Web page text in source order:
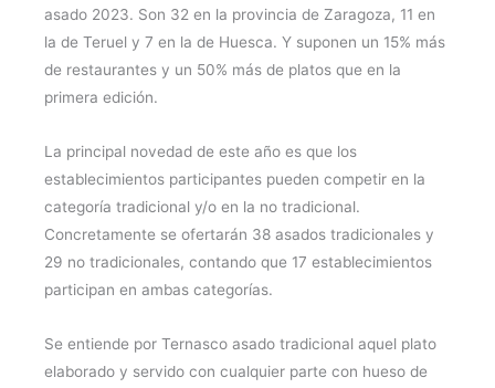
asado 2023. Son 32 en la provincia de Zaragoza, 11 en
la de Teruel y 7 en la de Huesca. Y suponen un 15% más
de restaurantes y un 50% más de platos que en la
primera edición.
La principal novedad de este año es que los
establecimientos participantes pueden competir en la
categoría tradicional y/o en la no tradicional.
Concretamente se ofertarán 38 asados tradicionales y
29 no tradicionales, contando que 17 establecimientos
participan en ambas categorías.
Se entiende por Ternasco asado tradicional aquel plato
elaborado y servido con cualquier parte con hueso de